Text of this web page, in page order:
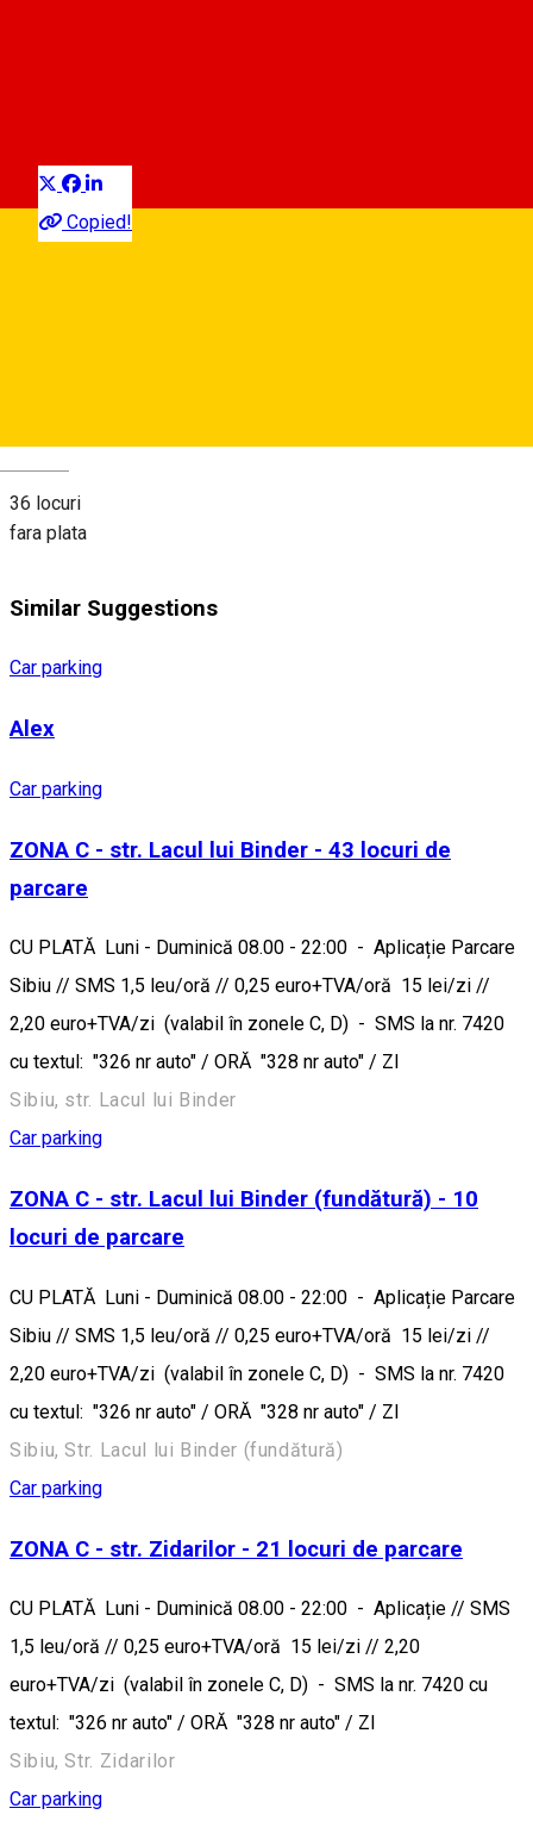
Copied!
36 locuri
fara plata
Similar Suggestions
Car parking
Alex
Car parking
ZONA C - str. Lacul lui Binder - 43 locuri de
parcare
CU PLATĂ Luni - Duminică 08.00 - 22:00 - Aplicație Parcare
Sibiu // SMS 1,5 leu/oră // 0,25 euro+TVA/oră 15 lei/zi //
2,20 euro+TVA/zi (valabil în zonele C, D) - SMS la nr. 7420
cu textul: "326 nr auto" / ORĂ "328 nr auto" / ZI
Sibiu, str. Lacul lui Binder
Car parking
ZONA C - str. Lacul lui Binder (fundătură) - 10
locuri de parcare
CU PLATĂ Luni - Duminică 08.00 - 22:00 - Aplicație Parcare
Sibiu // SMS 1,5 leu/oră // 0,25 euro+TVA/oră 15 lei/zi //
2,20 euro+TVA/zi (valabil în zonele C, D) - SMS la nr. 7420
cu textul: "326 nr auto" / ORĂ "328 nr auto" / ZI
Sibiu, Str. Lacul lui Binder (fundătură)
Car parking
ZONA C - str. Zidarilor - 21 locuri de parcare
CU PLATĂ Luni - Duminică 08.00 - 22:00 - Aplicație // SMS
1,5 leu/oră // 0,25 euro+TVA/oră 15 lei/zi // 2,20
euro+TVA/zi (valabil în zonele C, D) - SMS la nr. 7420 cu
textul: "326 nr auto" / ORĂ "328 nr auto" / ZI
Sibiu, Str. Zidarilor
Car parking